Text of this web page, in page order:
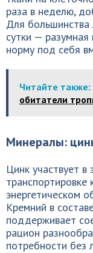
раза в неделю,
Для
сутки —
норму под себя
Читайте также:
обитатели
Минералы:
Цинк участвует
энергетическом
Кремний в
поддерживает
рацион
потребности без